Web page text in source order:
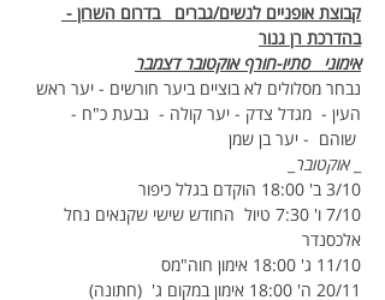
קבוצת אופניים לנשים/גברים   בדרום השרון -
בהדרכת רן גנור
אימוני   סתיו-חורף אוקטובר דצמבר
נבחר מסלולים לא בוציים ביער חורשים - יער ראש
העין -  מגדל צדק - יער קולה -  גבעת כ"ח -
שוהם  - יער בן שמן
אוקטובר
3/10 ב' 18:00 הוקדם בגלל כיפור
7/10 ו' 7:30 טיול  החודש שישי שקנאים נחל
אלכסנדר
11/10 ג' 18:00 אימון חוה"מס
20/11 ה' 18:00 אימון במקום ג'  (חתונה)